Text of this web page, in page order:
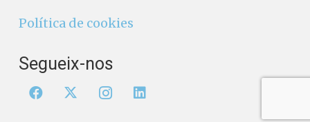
Política de cookies
Segueix-nos